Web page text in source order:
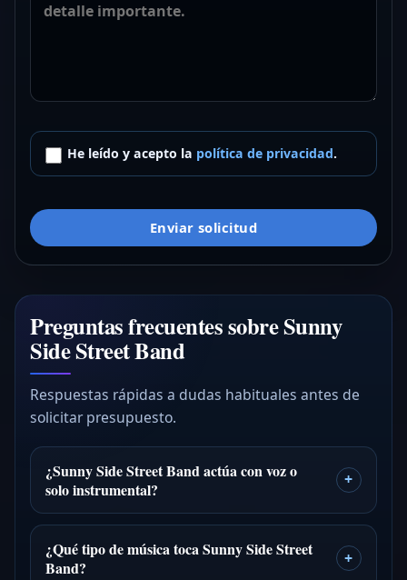
He leído y acepto la política de privacidad.
Enviar solicitud
Preguntas frecuentes sobre Sunny
Side Street Band
Respuestas rápidas a dudas habituales antes de
solicitar presupuesto.
¿Sunny Side Street Band actúa con voz o
solo instrumental?
+
¿Qué tipo de música toca Sunny Side Street
Band?
+